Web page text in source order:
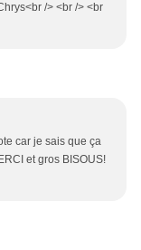
/> <br /> <br
car je sais que ça
et gros BISOUS!